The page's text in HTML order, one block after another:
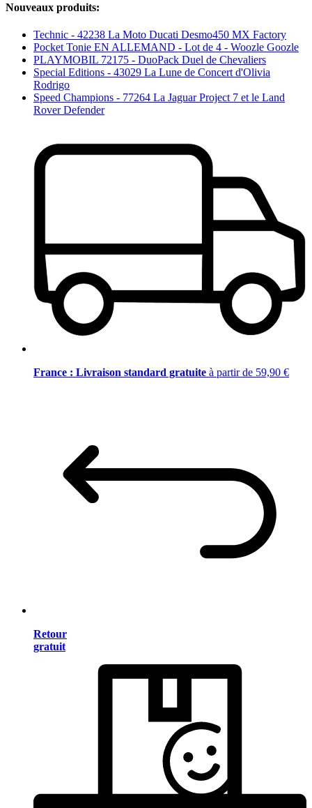
Nouveaux produits:
Technic - 42238 La Moto Ducati Desmo450 MX Factory
Pocket Tonie EN ALLEMAND - Lot de 4 - Woozle Goozle
PLAYMOBIL 72175 - DuoPack Duel de Chevaliers
Special Editions - 43029 La Lune de Concert d'Olivia
Rodrigo
Speed Champions - 77264 La Jaguar Project 7 et le Land
Rover Defender
France : Livraison standard gratuite à partir de 59,90 €
Retour
gratuit